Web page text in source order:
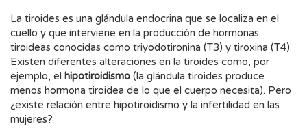
La tiroides es una glándula endocrina que se localiza en el
cuello y que interviene en la producción de hormonas
tiroideas conocidas como triyodotironina (T3) y tiroxina (T4).
Existen diferentes alteraciones en la tiroides como, por
ejemplo, el hipotiroidismo (la glándula tiroides produce
menos hormona tiroidea de lo que el cuerpo necesita). Pero
¿existe relación entre hipotiroidismo y la infertilidad en las
mujeres?